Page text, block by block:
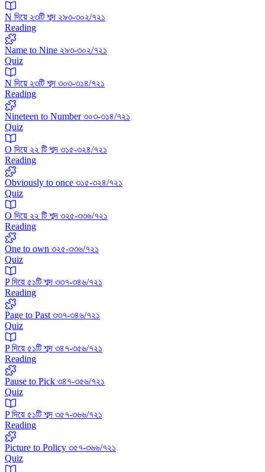
N দিয়ে ২৩টি শব্দ ২৯৩-৩০২/৭২১
Reading
Name to Nine ২৯৩-৩০২/৭২১
Quiz
N দিয়ে ২৩টি শব্দ ৩০৩-৩১৪/৭২১
Reading
Nineteen to Number ৩০৩-৩১৪/৭২১
Quiz
O দিয়ে ২২ টি শব্দ ৩১৫-৩২৪/৭২১
Reading
Obviously to once ৩১৫-৩২৪/৭২১
Quiz
O দিয়ে ২২ টি শব্দ ৩২৫-৩৩৬/৭২১
Reading
One to own ৩২৫-৩৩৬/৭২১
Quiz
P দিয়ে ৫১টি শব্দ ৩৩৭-৩৪৬/৭২১
Reading
Page to Past ৩৩৭-৩৪৬/৭২১
Quiz
P দিয়ে ৫১টি শব্দ ৩৪৭-৩৫৬/৭২১
Reading
Pause to Pick ৩৪৭-৩৫৬/৭২১
Quiz
P দিয়ে ৫১টি শব্দ ৩৫৭-৩৬৬/৭২১
Reading
Picture to Policy ৩৫৭-৩৬৬/৭২১
Quiz